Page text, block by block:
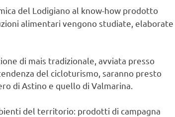
del Lodigiano al know-how prodotto
alimentari vengono studiate, elaborate
di mais tradizionale, avviata presso
del cicloturismo, saranno presto
di Astino e quello di Valmarina.
del territorio: prodotti di campagna